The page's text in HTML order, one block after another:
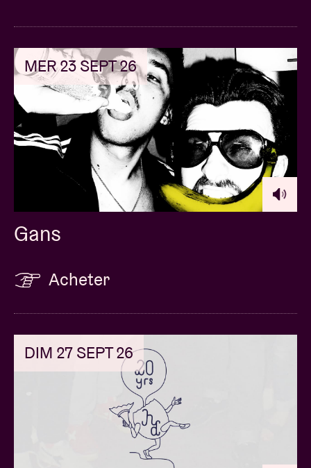
MER 23 SEPT 26
Gans
Acheter
DIM 27 SEPT 26